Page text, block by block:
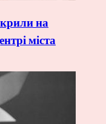
на
міста